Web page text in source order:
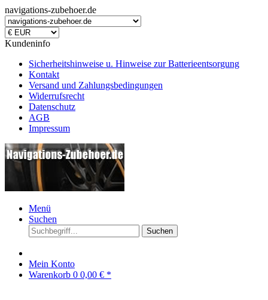
navigations-zubehoer.de
Kundeninfo
Sicherheitshinweise u. Hinweise zur Batterieentsorgung
Kontakt
Versand und Zahlungsbedingungen
Widerrufsrecht
Datenschutz
AGB
Impressum
Menü
Suchen
Suchen
Mein Konto
Warenkorb 0 0,00 € *